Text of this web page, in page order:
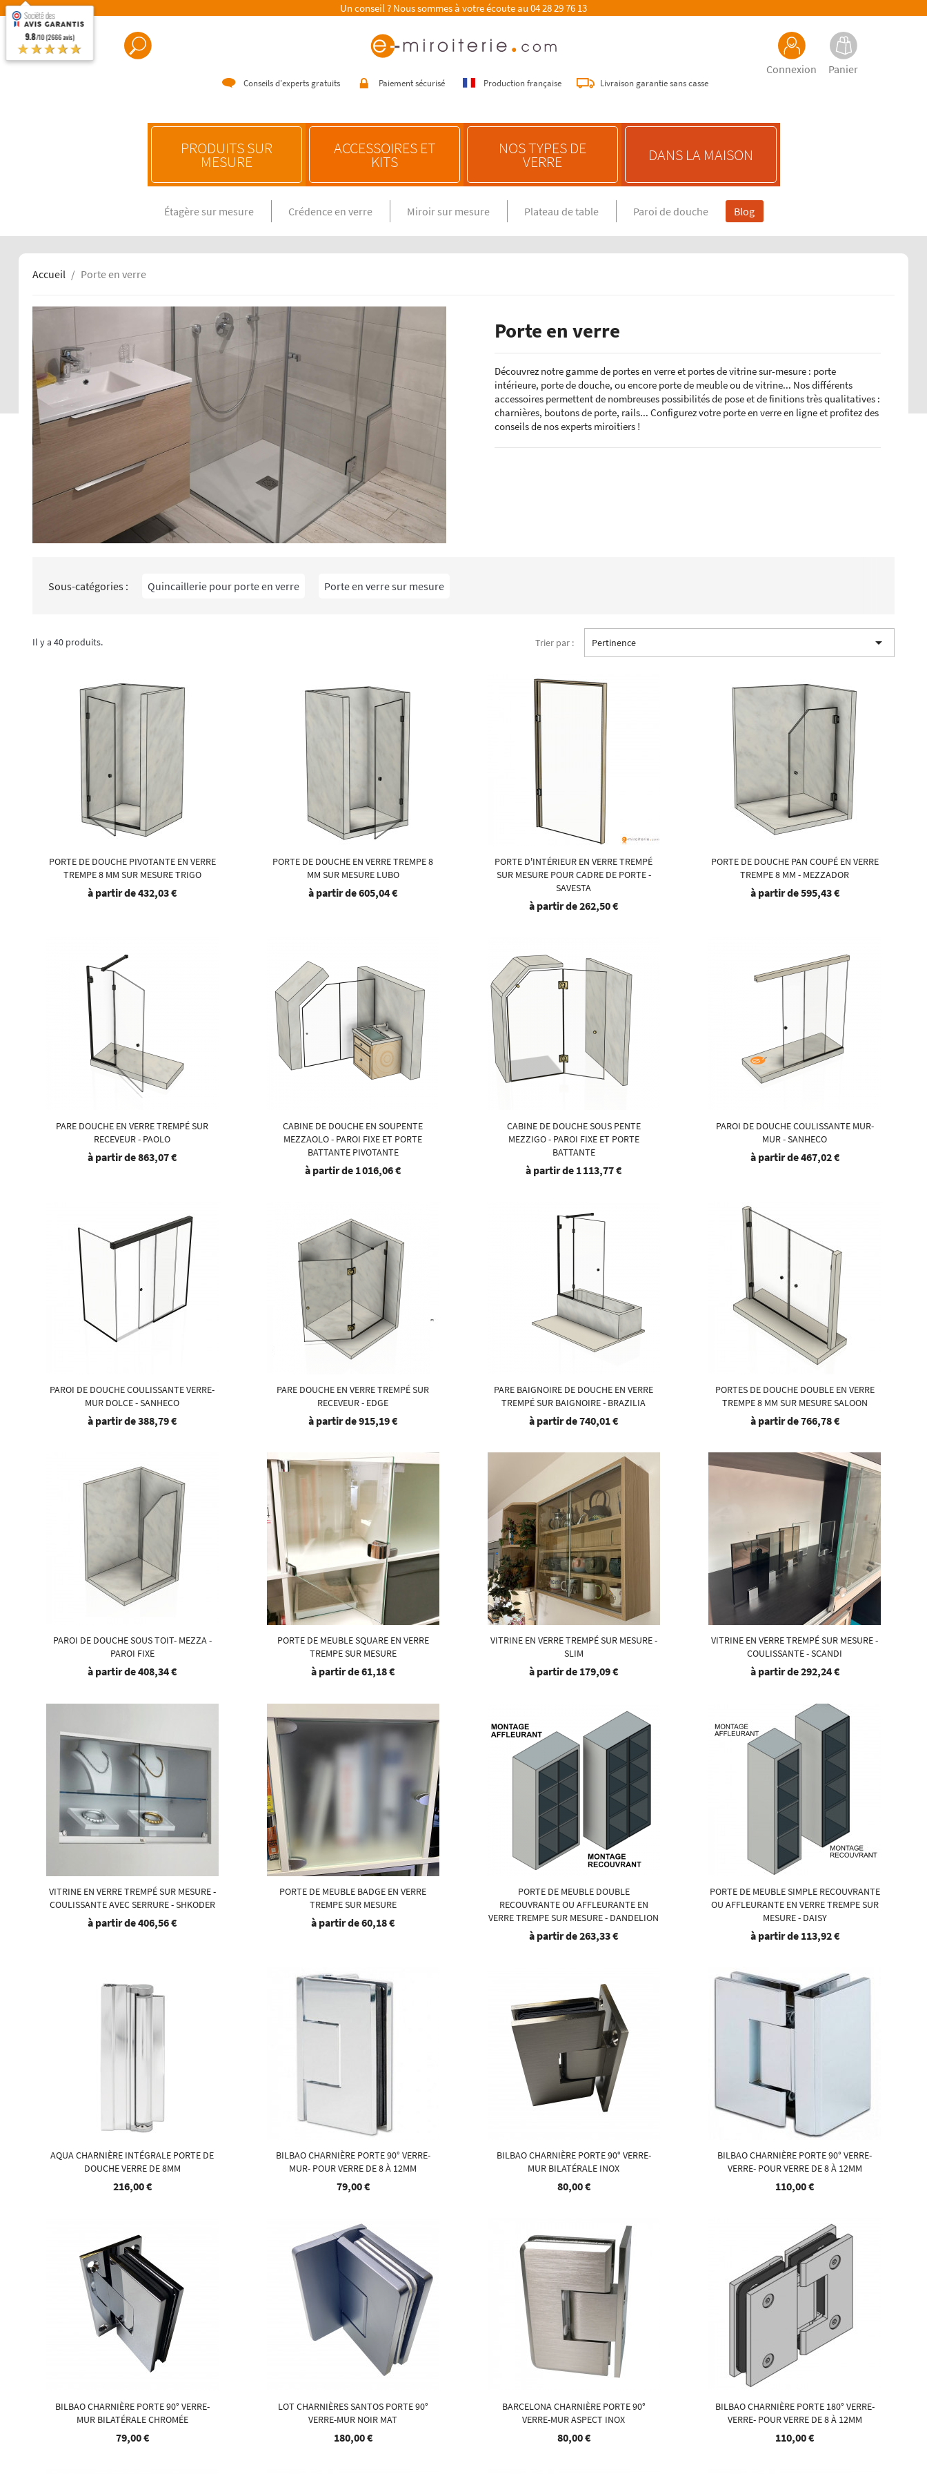
Un conseil ? Nous sommes à votre écoute au 04 28 29 76 13
Connexion Panier
Conseils d'experts gratuits Paiement sécurisé Production française Livraison garantie sans casse
PRODUITS SUR
MESURE
CRÉDENCE SUR MESURE
Crédence en verre spécial feux gaz
Crédence miroir sur mesure
CRÉDENCE DIMENSION STANDARD
Crédence en verre laqué dimension
Crédence miroir dimension standard
ACCESSOIRES DE POSE POUR
CRÉDENCE
Accessoires pour crédence
NOS CONSEILS
Choisir une crédence de cuisine
Entretenir une crédence de cuisine
ÉCHANTILLONS
Echantillons de verre emaillé et trempé
Echantillons de verres dépolis laqués
Echantillons de verres laqués
ACCESSOIRES ET
KITS
NOS TYPES DE
VERRE DANS LA MAISON
Étagère sur mesure Crédence en verre Miroir sur mesure Plateau de table Paroi de douche Blog
Accueil Porte en verre
Porte en verre
Découvrez notre gamme de portes en verre et portes de vitrine sur-mesure : porte
intérieure, porte de douche, ou encore porte de meuble ou de vitrine... Nos différents
accessoires permettent de nombreuses possibilités de pose et de finitions très qualitatives :
charnières, boutons de porte, rails... Configurez votre porte en verre en ligne et profitez des
conseils de nos experts miroitiers !
Sous-catégories : Quincaillerie pour porte en verre Porte en verre sur mesure
Il y a 40 produits. Trier par : Pertinence 
PORTE DE DOUCHE PIVOTANTE EN VERRE
TREMPE 8 MM SUR MESURE TRIGO
à partir de432,03 €
PORTE DE DOUCHE EN VERRE TREMPE 8
MM SUR MESURE LUBO
à partir de605,04 €
PORTE D'INTÉRIEUR EN VERRE TREMPÉ
SUR MESURE POUR CADRE DE PORTE -
SAVESTA
à partir de262,50 €
PORTE DE DOUCHE PAN COUPÉ EN VERRE
TREMPE 8 MM - MEZZADOR
à partir de595,43 €
PARE DOUCHE EN VERRE TREMPÉ SUR
RECEVEUR - PAOLO
à partir de863,07 €
CABINE DE DOUCHE EN SOUPENTE
MEZZAOLO - PAROI FIXE ET PORTE
BATTANTE PIVOTANTE
à partir de 1 016,06 €
CABINE DE DOUCHE SOUS PENTE
MEZZIGO - PAROI FIXE ET PORTE
BATTANTE
à partir de 1 113,77 €
PAROI DE DOUCHE COULISSANTE MUR-
MUR - SANHECO
à partir de467,02 €
PAROI DE DOUCHE COULISSANTE VERRE-
MUR DOLCE - SANHECO
à partir de388,79 €
PARE DOUCHE EN VERRE TREMPÉ SUR
RECEVEUR - EDGE
à partir de915,19 €
PARE BAIGNOIRE DE DOUCHE EN VERRE
TREMPÉ SUR BAIGNOIRE - BRAZILIA
à partir de740,01 €
PORTES DE DOUCHE DOUBLE EN VERRE
TREMPE 8 MM SUR MESURE SALOON
à partir de766,78 €
PAROI DE DOUCHE SOUS TOIT- MEZZA -
PAROI FIXE
à partir de408,34 €
PORTE DE MEUBLE SQUARE EN VERRE
TREMPE SUR MESURE
à partir de61,18 €
VITRINE EN VERRE TREMPÉ SUR MESURE -
SLIM
à partir de 179,09 €
VITRINE EN VERRE TREMPÉ SUR MESURE -
COULISSANTE - SCANDI
à partir de292,24 €
VITRINE EN VERRE TREMPÉ SUR MESURE -
COULISSANTE AVEC SERRURE - SHKODER
à partir de406,56 €
PORTE DE MEUBLE BADGE EN VERRE
TREMPE SUR MESURE
à partir de60,18 €
PORTE DE MEUBLE DOUBLE
RECOUVRANTE OU AFFLEURANTE EN
VERRE TREMPE SUR MESURE - DANDELION
à partir de263,33 €
PORTE DE MEUBLE SIMPLE RECOUVRANTE
OU AFFLEURANTE EN VERRE TREMPE SUR
MESURE - DAISY
à partir de 113,92 €
AQUA CHARNIÈRE INTÉGRALE PORTE DE
DOUCHE VERRE DE 8MM
216,00 €
BILBAO CHARNIÈRE PORTE 90° VERRE-
MUR- POUR VERRE DE 8 À 12MM
79,00 €
BILBAO CHARNIÈRE PORTE 90° VERRE-
MUR BILATÉRALE INOX
80,00 €
BILBAO CHARNIÈRE PORTE 90° VERRE-
VERRE- POUR VERRE DE 8 À 12MM
110,00 €
BILBAO CHARNIÈRE PORTE 90° VERRE-
MUR BILATÉRALE CHROMÉE
79,00 €
LOT CHARNIÈRES SANTOS PORTE 90°
VERRE-MUR NOIR MAT
180,00 €
BARCELONA CHARNIÈRE PORTE 90°
VERRE-MUR ASPECT INOX
80,00 €
BILBAO CHARNIÈRE PORTE 180° VERRE-
VERRE- POUR VERRE DE 8 À 12MM
110,00 €
9.8/10 (2666 avis)
★★★★★